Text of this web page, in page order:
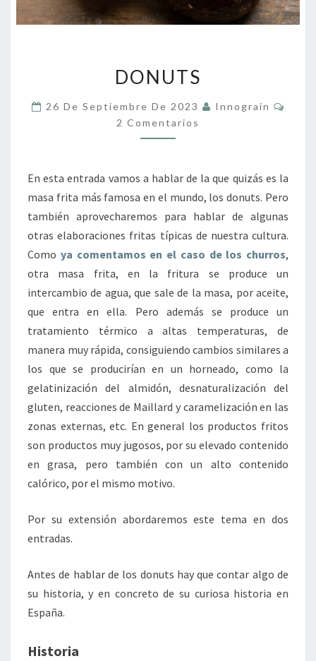
DONUTS
26 De Septiembre De 2023 Innograin
2 Comentarios
En esta entrada vamos a hablar de la que quizás es la
masa frita más famosa en el mundo, los donuts. Pero
también aprovecharemos para hablar de algunas
otras elaboraciones fritas típicas de nuestra cultura.
Como ya comentamos en el caso de los churros,
otra masa frita, en la fritura se produce un
intercambio de agua, que sale de la masa, por aceite,
que entra en ella. Pero además se produce un
tratamiento térmico a altas temperaturas, de
manera muy rápida, consiguiendo cambios similares a
los que se producirían en un horneado, como la
gelatinización del almidón, desnaturalización del
gluten, reacciones de Maillard y caramelización en las
zonas externas, etc. En general los productos fritos
son productos muy jugosos, por su elevado contenido
en grasa, pero también con un alto contenido
calórico, por el mismo motivo.
Por su extensión abordaremos este tema en dos
entradas.
Antes de hablar de los donuts hay que contar algo de
su historia, y en concreto de su curiosa historia en
España.
Historia